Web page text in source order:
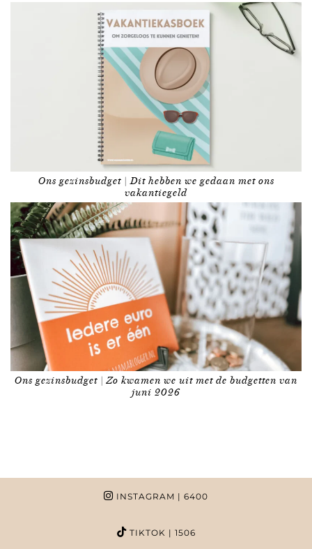
Ons gezinsbudget | Dit hebben we gedaan met ons
vakantiegeld
Ons gezinsbudget | Zo kwamen we uit met de budgetten van
juni 2026
INSTAGRAM | 6400
TIKTOK | 1506